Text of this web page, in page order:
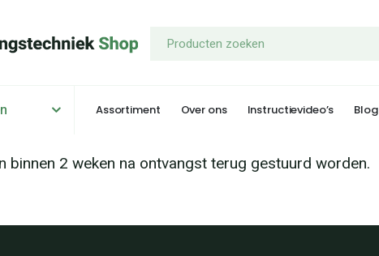
Assortiment Over ons Instructievideo’s Blog
binnen 2 weken na ontvangst terug gestuurd worden.